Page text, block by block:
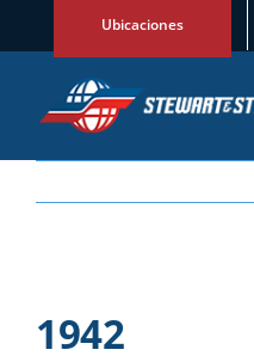
Ubicaciones
Larger
Image
1942